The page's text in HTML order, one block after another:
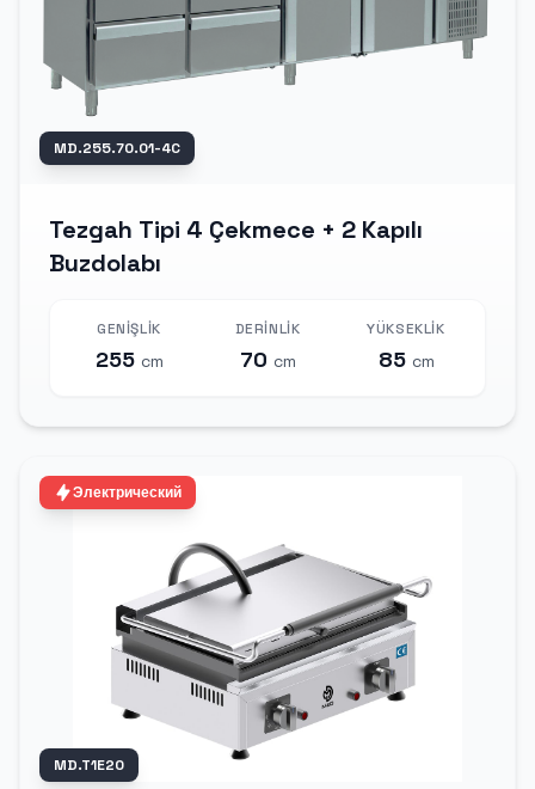
MD.255.70.01-4C
Tezgah Tipi 4 Çekmece + 2 Kapılı
Buzdolabı
GENIŞLIK
255 cm
DERINLIK
70 cm
YÜKSEKLIK
85 cm
MD.T1E20
Электрический